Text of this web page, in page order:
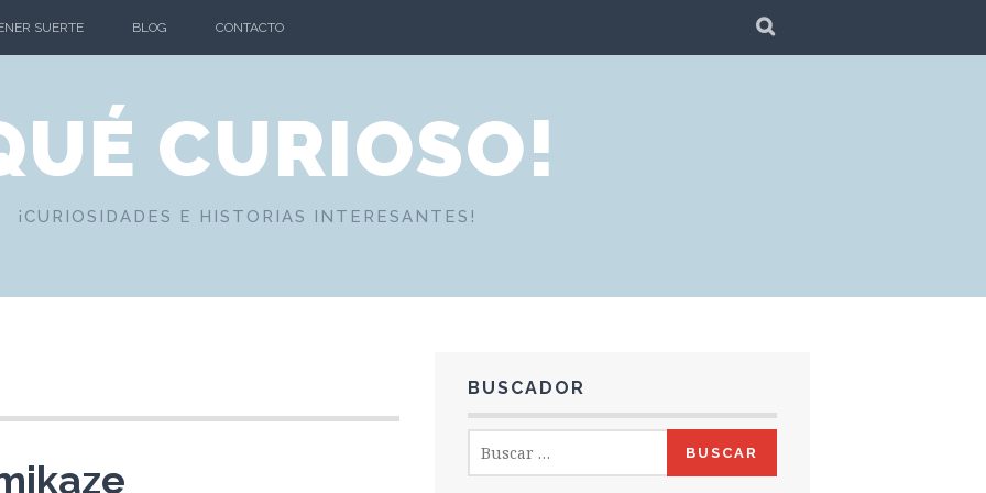
SUERTE BLOG CONTACTO
CURIOSO!
¡CURIOSIDADES E HISTORIAS INTERESANTES!
BUSCADOR